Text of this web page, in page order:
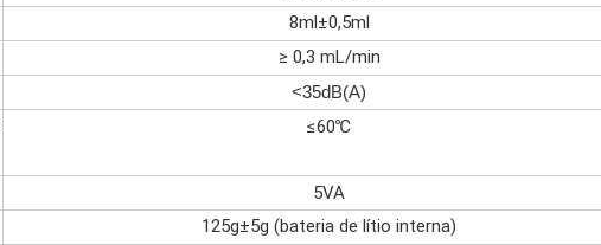
8ml±0,5ml
≥ 0,3 mL/min
<35dB(A)
≤60℃
5VA
125g±5g (bateria de lítio interna)